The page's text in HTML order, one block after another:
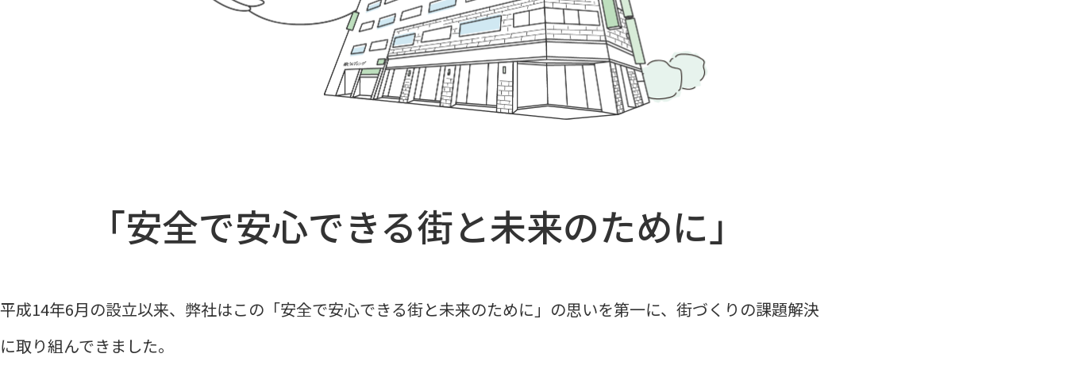
「安全で安心できる街と未来のために 」
平成14年6月の設立以来、弊社はこの「安全で安心できる街と未来のために」の思いを第一に、街づくりの課題解決
に取り組んできました。